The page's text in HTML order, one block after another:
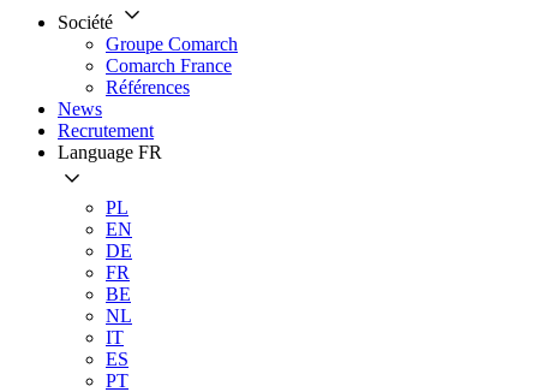
Société
Groupe Comarch
Comarch France
Références
News
Recrutement
Language FR
PL
EN
DE
FR
BE
NL
IT
ES
PT